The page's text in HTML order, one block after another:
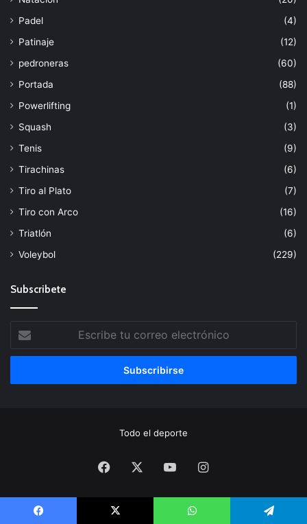
Padel
(4)
Patinaje
(12)
pedroneras
(60)
Portada
(88)
Powerlifting
(1)
Squash
(3)
Tenis
(9)
Tirachinas
(6)
Tiro al Plato
(7)
Tiro con Arco
(16)
Triatlón
(6)
Voleybol
(229)
Subscribete
tu
correo
Todo el deporte
Facebook YouTubeInstagram